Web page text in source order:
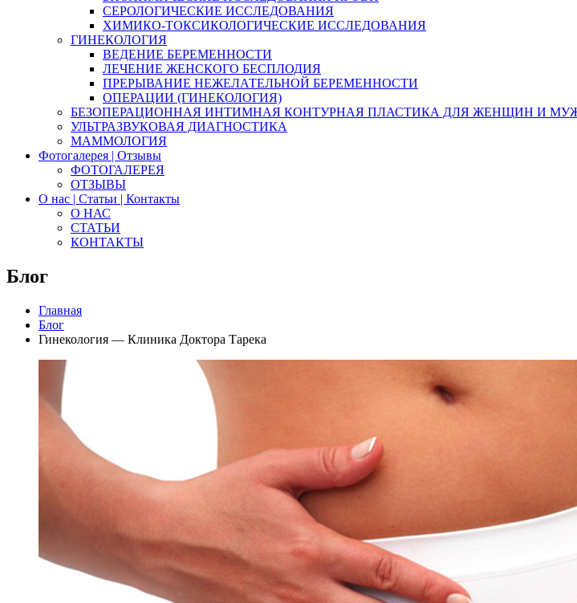
СЕРОЛОГИЧЕСКИЕ ИССЛЕДОВАНИЯ
ХИМИКО-ТОКСИКОЛОГИЧЕСКИЕ ИССЛЕДОВАНИЯ
ГИНЕКОЛОГИЯ
ВЕДЕНИЕ БЕРЕМЕННОСТИ
ЛЕЧЕНИЕ ЖЕНСКОГО БЕСПЛОДИЯ
ПРЕРЫВАНИЕ НЕЖЕЛАТЕЛЬНОЙ БЕРЕМЕННОСТИ
ОПЕРАЦИИ (ГИНЕКОЛОГИЯ)
БЕЗОПЕРАЦИОННАЯ ИНТИМНАЯ КОНТУРНАЯ ПЛАСТИКА ДЛЯ ЖЕНЩИН И
УЛЬТРАЗВУКОВАЯ ДИАГНОСТИКА
МАММОЛОГИЯ
Фотогалерея | Отзывы
ФОТОГАЛЕРЕЯ
ОТЗЫВЫ
О нас | Статьи | Контакты
О НАС
СТАТЬИ
КОНТАКТЫ
Блог
Главная
Блог
Гинекология — Клиника Доктора Тарека